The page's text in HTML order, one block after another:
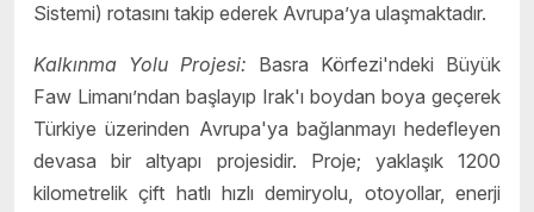
Sistemi) rotasını takip ederek Avrupa’ya ulaşmaktadır.
Kalkınma Yolu Projesi: Basra Körfezi'ndeki Büyük
Faw Limanı’ndan başlayıp Irak'ı boydan boya geçerek
Türkiye üzerinden Avrupa'ya bağlanmayı hedefleyen
devasa bir altyapı projesidir. Proje; yaklaşık 1200
kilometrelik çift hatlı hızlı demiryolu, otoyollar, enerji